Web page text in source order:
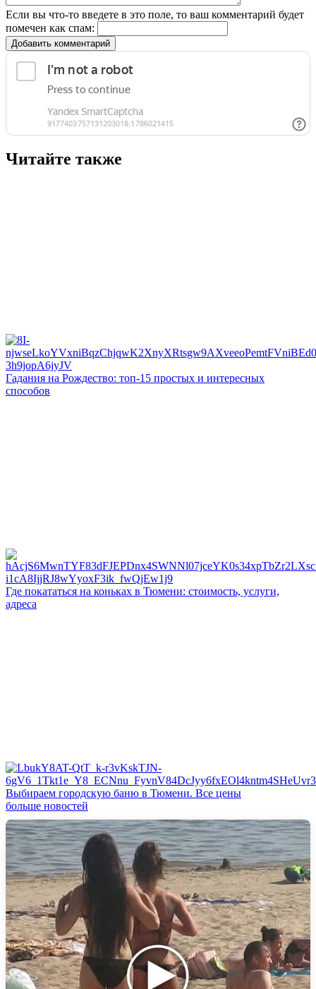
Если вы что-то введете в это поле, то ваш комментарий будет
помечен как спам:
Добавить комментарий
Читайте также
Гадания на Рождество: топ-15 простых и интересных
способов
Где покататься на коньках в Тюмени: стоимость, услуги,
адреса
Выбираем городскую баню в Тюмени. Все цены
больше новостей